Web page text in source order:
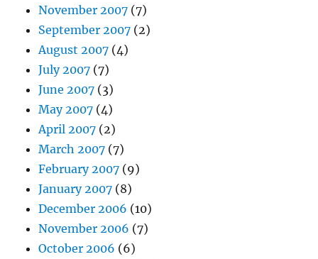
November 2007 (7)
September 2007 (2)
August 2007 (4)
July 2007 (7)
June 2007 (3)
May 2007 (4)
April 2007 (2)
March 2007 (7)
February 2007 (9)
January 2007 (8)
December 2006 (10)
November 2006 (7)
October 2006 (6)